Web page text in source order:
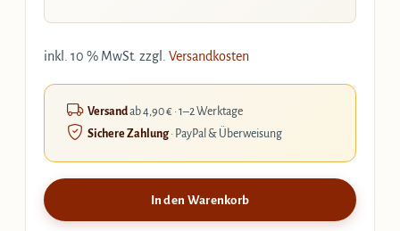
inkl. 10 % MwSt. zzgl. Versandkosten
Versandab 4,90 € · 1–2 Werktage
Sichere Zahlung· PayPal & Überweisung
In den Warenkorb